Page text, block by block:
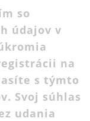
so
údajov v
na
s týmto
Svoj súhlas
udania